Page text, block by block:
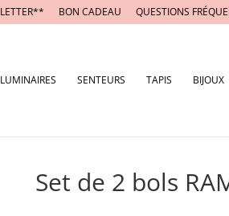
BON CADEAU QUESTIONS
LUMINAIRES SENTEURS TAPIS BIJOUX
Set de 2 bols